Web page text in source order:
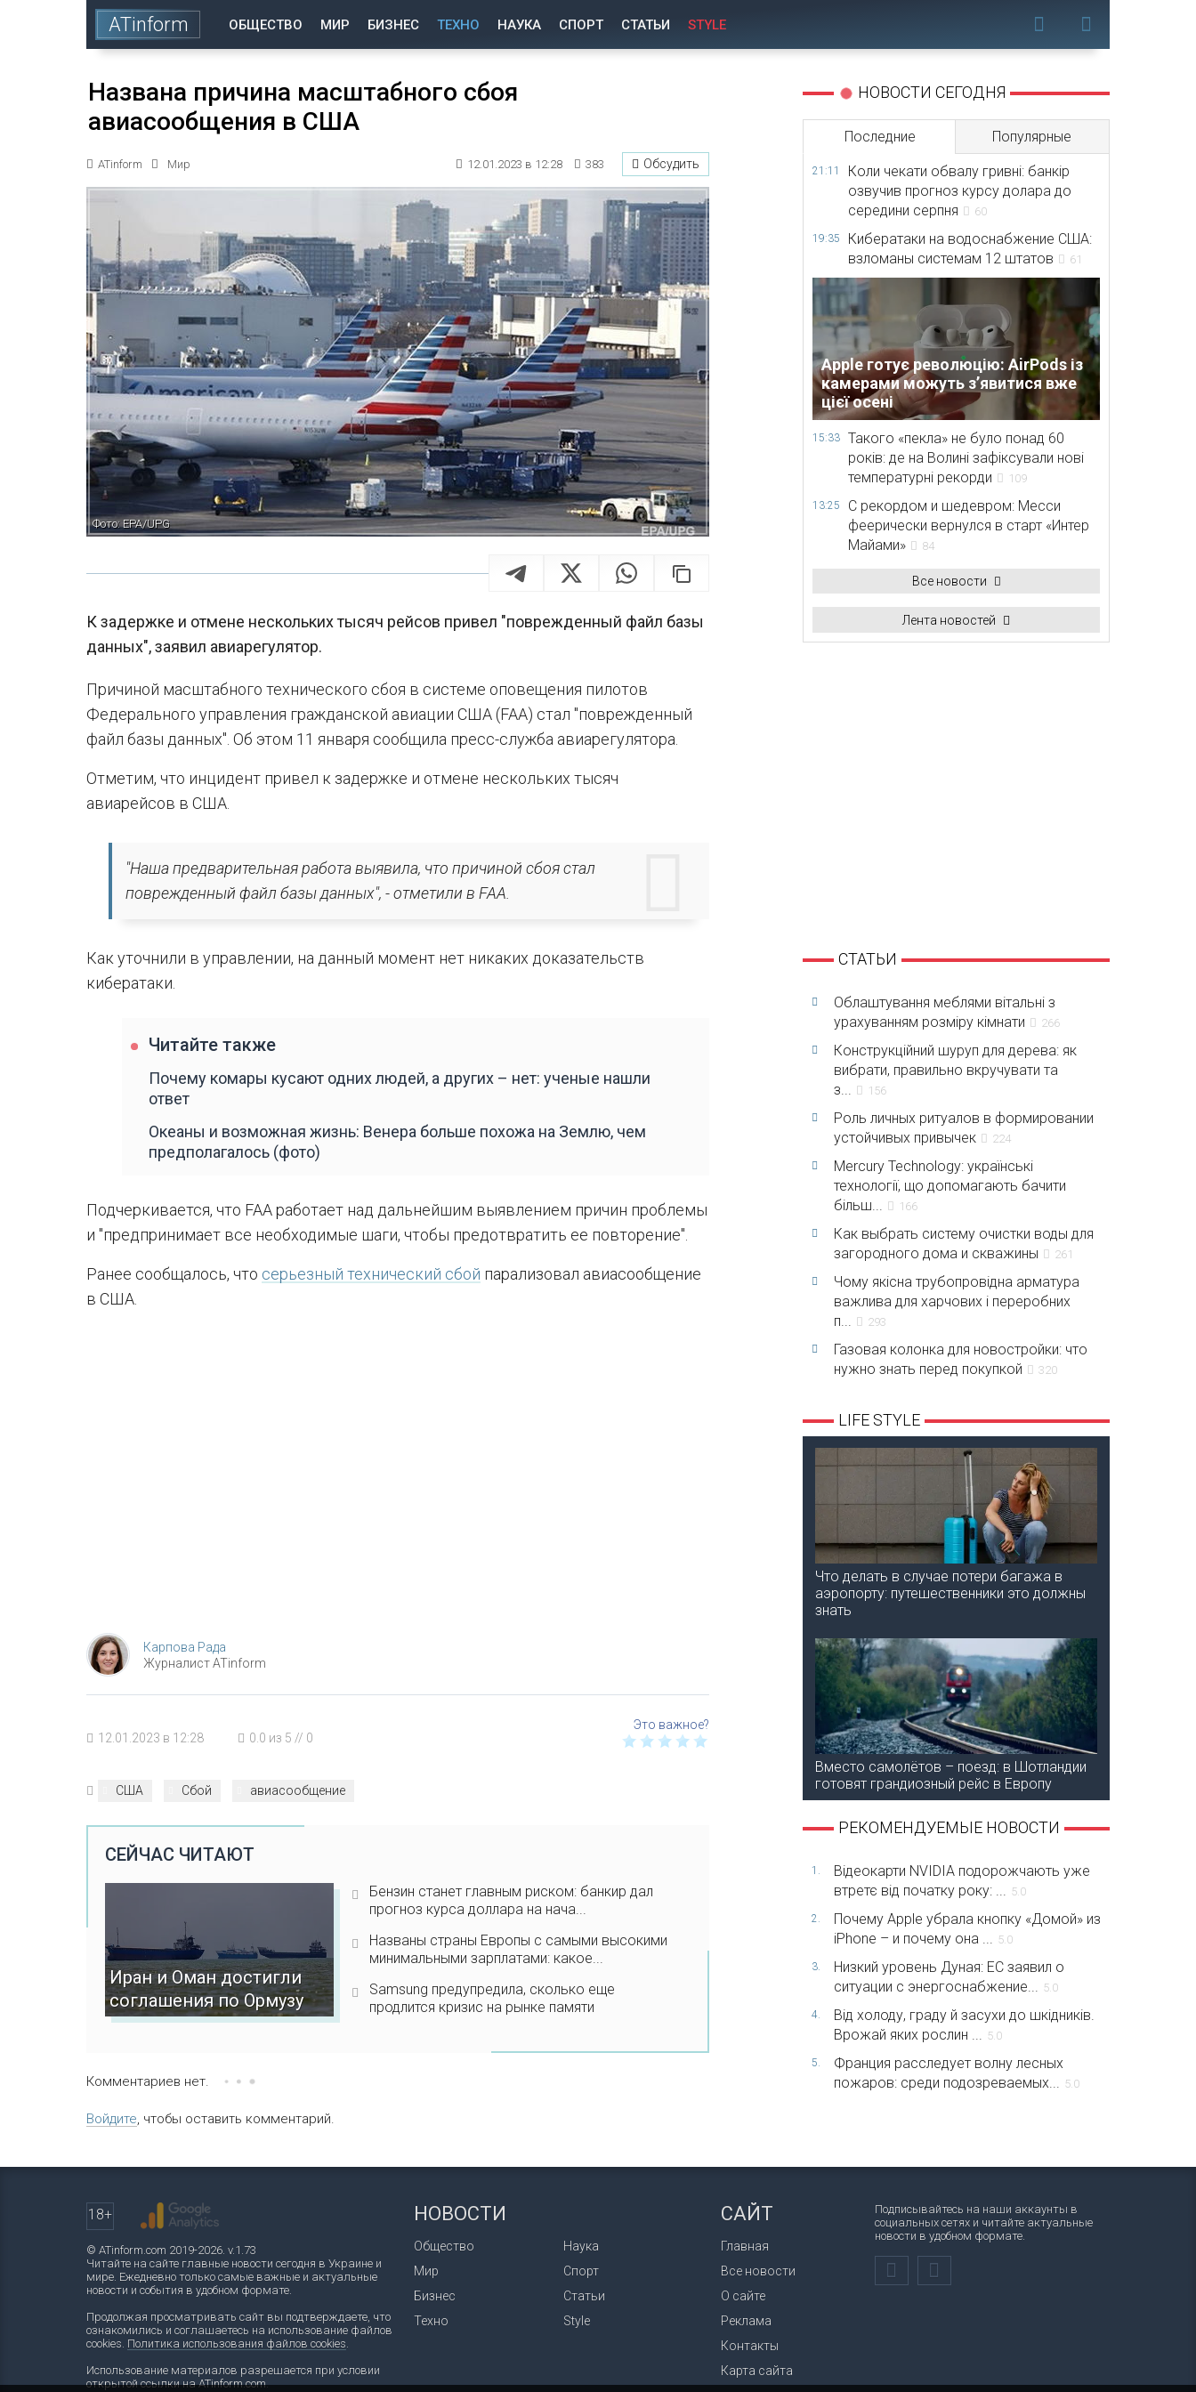
ATinform ОБЩЕСТВО МИР БИЗНЕС ТЕХНО НАУКА СПОРТ СТАТЬИ STYLE
Названа причина масштабного сбоя
авиасообщения в США
ATinform Мир 12.01.2023 в 12:28 383 Обсудить
Фото: EPA/UPG
К задержке и отмене нескольких тысяч рейсов привел "поврежденный файл базы
данных", заявил авиарегулятор.
Причиной масштабного технического сбоя в системе оповещения пилотов
Федерального управления гражданской авиации США (FAA) стал "поврежденный
файл базы данных". Об этом 11 января сообщила пресс-служба авиарегулятора.
Отметим, что инцидент привел к задержке и отмене нескольких тысяч
авиарейсов в США.
"Наша предварительная работа выявила, что причиной сбоя стал
поврежденный файл базы данных", - отметили в FAA.
Как уточнили в управлении, на данный момент нет никаких доказательств
кибератаки.
Читайте также
Почему комары кусают одних людей, а других – нет: ученые нашли
ответ
Океаны и возможная жизнь: Венера больше похожа на Землю, чем
предполагалось (фото)
Подчеркивается, что FAA работает над дальнейшим выявлением причин проблемы
и "предпринимает все необходимые шаги, чтобы предотвратить ее повторение".
Ранее сообщалось, что серьезный технический сбой парализовал авиасообщение
в США.
Карпова Рада
Журналист ATinform
12.01.2023 в 12:28 0.0 из 5 // 0
США Сбой авиасообщение
СЕЙЧАС ЧИТАЮТ
Иран и Оман достигли
соглашения по Ормузу
Бензин станет главным риском: банкир дал
прогноз курса доллара на нача...
Названы страны Европы с самыми высокими
минимальными зарплатами: какое...
Samsung предупредила, сколько еще
продлится кризис на рынке памяти
Комментариев нет.
Войдите, чтобы оставить комментарий.
НОВОСТИ СЕГОДНЯ
Последние Популярные
21:11
Коли чекати обвалу гривні: банкір
озвучив прогноз курсу долара до
середини серпня
60
19:35
Кибератаки на водоснабжение США:
взломаны системам 12 штатов
61
Apple готує революцію: AirPods із
камерами можуть з’явитися вже
цієї осені
15:33
Такого «пекла» не було понад 60
років: де на Волині зафіксували нові
температурні рекорди
109
13:25
С рекордом и шедевром: Месси
феерически вернулся в старт «Интер
Майами»
84
Все новости
Лента новостей
СТАТЬИ
Облаштування меблями вітальні з
урахуванням розміру кімнати
266
Конструкційний шуруп для дерева: як
вибрати, правильно вкручувати та
з...
156
Роль личных ритуалов в формировании
устойчивых привычек
224
Mercury Technology: українські
технології, що допомагають бачити
більш...
166
Как выбрать систему очистки воды для
загородного дома и скважины
261
Чому якісна трубопровідна арматура
важлива для харчових і переробних
п...
293
Газовая колонка для новостройки: что
нужно знать перед покупкой
320
LIFE STYLE
Что делать в случае потери багажа в
аэропорту: путешественники это должны
знать
Вместо самолётов – поезд: в Шотландии
готовят грандиозный рейс в Европу
РЕКОМЕНДУЕМЫЕ НОВОСТИ
1.
Відеокарти NVIDIA подорожчають уже
втретє від початку року: ...
5.0
2.
Почему Apple убрала кнопку «Домой» из
iPhone – и почему она ...
5.0
3.
Низкий уровень Дуная: ЕС заявил о
ситуации с энергоснабжение...
5.0
4.
Від холоду, граду й засухи до шкідників.
Врожай яких рослин ...
5.0
5.
Франция расследует волну лесных
пожаров: среди подозреваемых...
5.0
18+
© ATinform.com 2019-2026. v.1.73
Читайте на сайте главные новости сегодня в Украине и
мире. Ежедневно только самые важные и актуальные
новости и события в удобном формате.
Продолжая просматривать сайт вы подтверждаете, что
ознакомились и соглашаетесь на использование файлов
cookies. Политика использования файлов cookies
Использование материалов разрешается при условии
открытой ссылки на ATinform.com.
НОВОСТИ
Общество
Мир
Бизнес
Техно
Наука
Спорт
Статьи
Style
САЙТ
Главная
Все новости
О сайте
Реклама
Контакты
Карта сайта
Подписывайтесь на наши аккаунты в
социальных сетях и читайте актуальные
новости в удобном формате.